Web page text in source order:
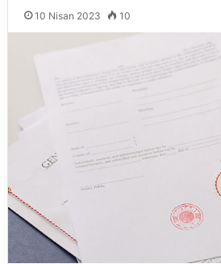
10 Nisan 2023 10